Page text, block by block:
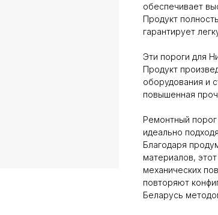
обеспечивает
Продукт
гарантирует
Эти пороги для
Продукт
оборудования и
повышенная
Ремонтный
идеально
Благодаря
материалов,
механических
повторяют
Беларусь